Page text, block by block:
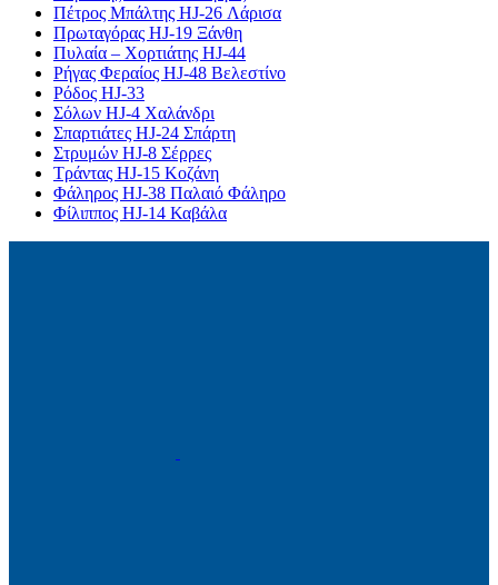
Πέτρος Μπάλτης HJ-26 Λάρισα
Πρωταγόρας HJ-19 Ξάνθη
Πυλαία – Χορτιάτης HJ-44
Ρήγας Φεραίος HJ-48 Βελεστίνο
Ρόδος HJ-33
Σόλων HJ-4 Χαλάνδρι
Σπαρτιάτες HJ-24 Σπάρτη
Στρυμών HJ-8 Σέρρες
Τράντας HJ-15 Κοζάνη
Φάληρος HJ-38 Παλαιό Φάληρο
Φίλιππος HJ-14 Καβάλα